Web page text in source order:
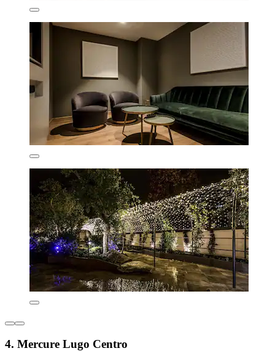
4. Mercure Lugo Centro